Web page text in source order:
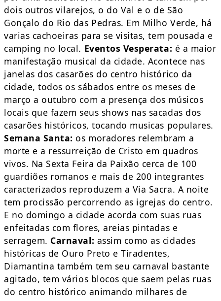
dois outros vilarejos, o do Val e o de São
Gonçalo do Rio das Pedras. Em Milho Verde, há
varias cachoeiras para se visitas, tem pousada e
camping no local. Eventos Vesperata: é a maior
manifestação musical da cidade. Acontece nas
janelas dos casarões do centro histórico da
cidade, todos os sábados entre os meses de
março a outubro com a presença dos músicos
locais que fazem seus shows nas sacadas dos
casarões históricos, tocando musicas populares.
Semana Santa: os moradores relembram a
morte e a ressurreição de Cristo em quadros
vivos. Na Sexta Feira da Paixão cerca de 100
guardiões romanos e mais de 200 integrantes
caracterizados reproduzem a Via Sacra. A noite
tem procissão percorrendo as igrejas do centro.
E no domingo a cidade acorda com suas ruas
enfeitadas com flores, areias pintadas e
serragem. Carnaval: assim como as cidades
históricas de Ouro Preto e Tiradentes,
Diamantina também tem seu carnaval bastante
agitado, tem vários blocos que saem pelas ruas
do centro histórico animando milhares de